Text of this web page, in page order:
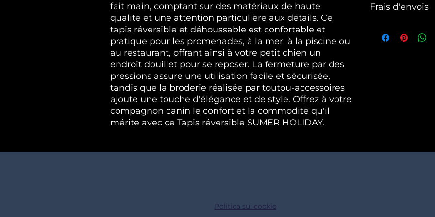
fait main, comptant sur des matériaux de haute
qualité et une attention particulière aux détails. Ce
tapis réversible et déhoussable est confortable et
pratique pour les promenades, à la mer, à la piscine ou
au restaurant, offrant ainsi à votre petit chien un
endroit douillet pour se reposer. La fermeture par des
pressions assure une utilisation facile et sécurisée,
tandis que la broderie réalisée par toutou-accessoires
ajoute une touche d'élégance et de style. Offrez à votre
compagnon canin le confort et la commodité qu'il
mérite avec ce Tapis réversible SUMER HOLIDAY.
Mondial Relay. Le
Suisse, Royaume
Frais d'envois
D ACHAT
Politica sui cookie